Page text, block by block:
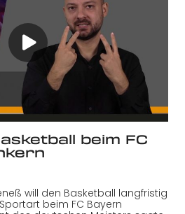
beim FC
will den Basketball langfristig
beim FC Bayern